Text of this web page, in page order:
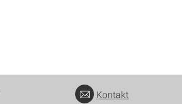
Kontakt